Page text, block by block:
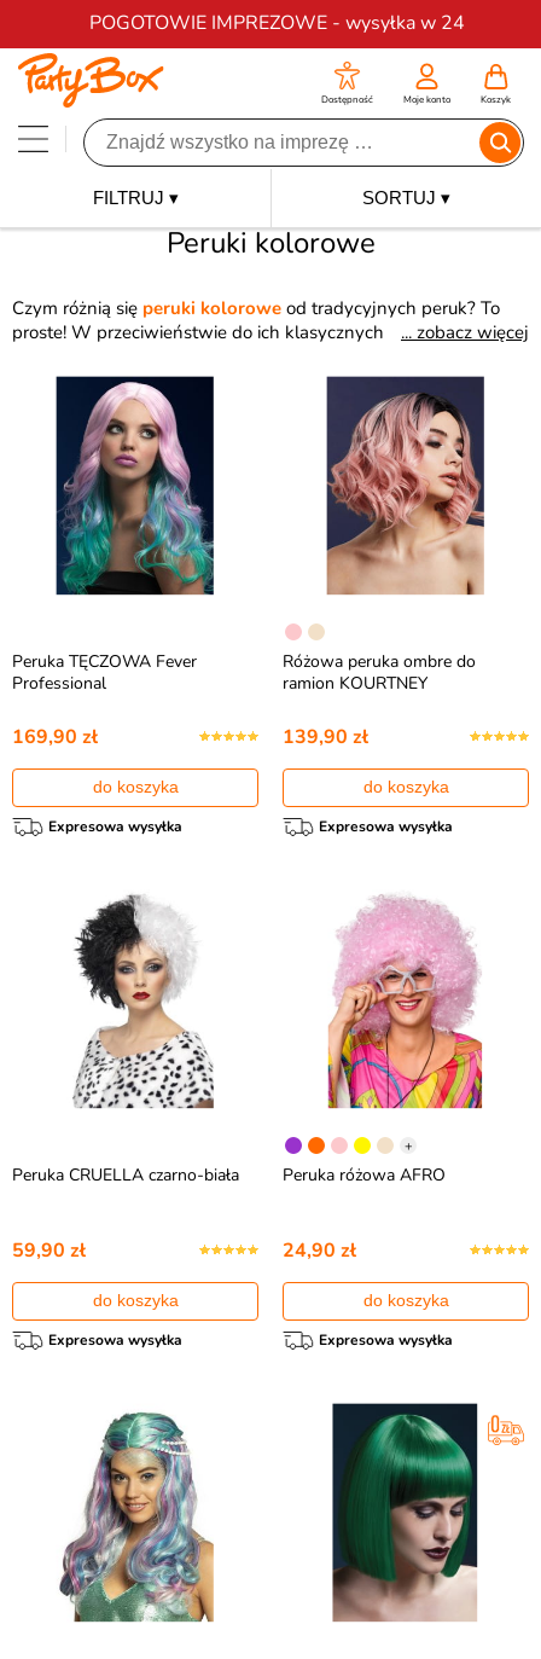
POGOTOWIE IMPREZOWE - wysyłka w 24
Darmowa dostawa na zamówienia od 200 zł
Dostępność Moje konto Koszyk
Peruki kolorowe
... zobacz więcej
Czym różnią się peruki kolorowe od tradycyjnych peruk? To
proste! W przeciwieństwie do ich klasycznych odpowiedników,
kolorów. Niezależnie od tego czy szukasz neonów, delikatnych
ombre czy pasteli. Tutaj znajdziesz perukę na imprezę jaką tylko
FILTRUJ ▾ SORTUJ ▾
Peruka TĘCZOWA Fever
Professional
169,90 zł
do koszyka
Expresowa wysyłka
Różowa peruka ombre do
ramion KOURTNEY
139,90 zł
do koszyka
Expresowa wysyłka
Peruka CRUELLA czarno-biała
59,90 zł
do koszyka
Expresowa wysyłka
+
Peruka różowa AFRO
24,90 zł
do koszyka
Expresowa wysyłka